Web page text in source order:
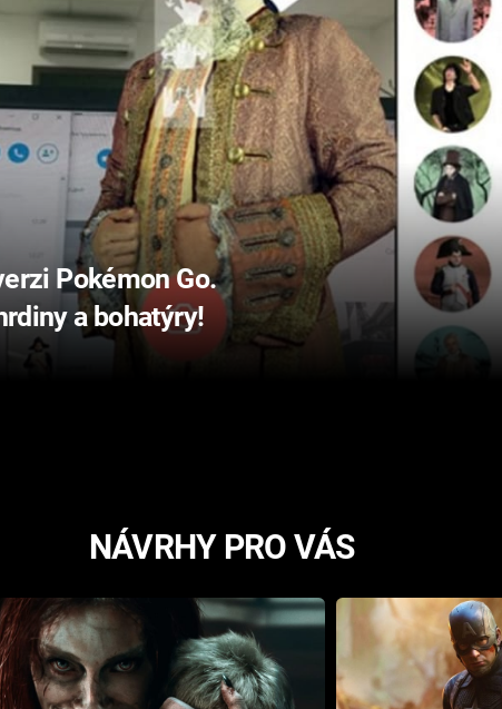
Pokémon Go.
a bohatýry!
NÁVRHY PRO VÁS